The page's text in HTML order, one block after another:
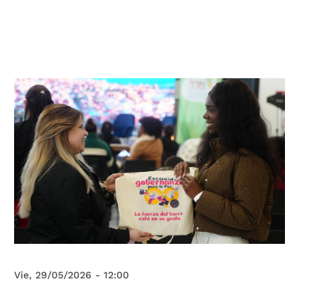
Vie, 29/05/2026 - 12:00